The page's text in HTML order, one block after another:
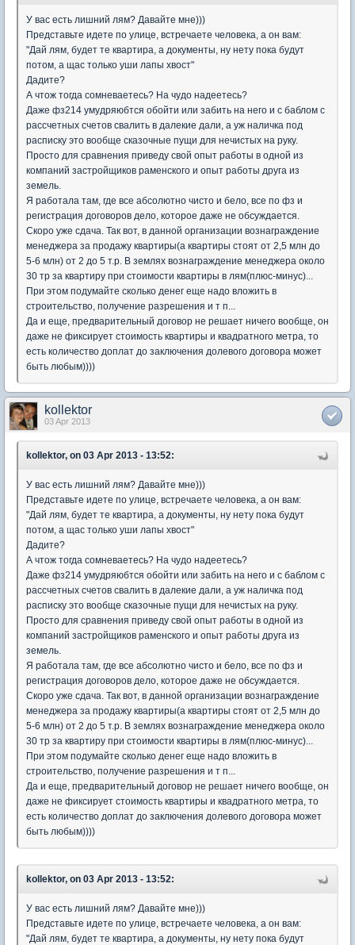
У вас есть лишний лям? Давайте мне)))
Представьте идете по улице, встречаете человека, а он вам:
"Дай лям, будет те квартира, а документы, ну нету пока будут
потом, а щас только уши лапы хвост"
Дадите?
А чтож тогда сомневаетесь? На чудо надеетесь?
Даже фз214 умудряюбтся обойти или забить на него и с баблом с
рассчетных счетов свалить в далекие дали, а уж наличка под
расписку это вообще сказочные пущи для нечистых на руку.
Просто для сравнения приведу свой опыт работы в одной из
компаний застройщиков раменского и опыт работы друга из
земель.
Я работала там, где все абсолютно чисто и бело, все по фз и
регистрация договоров дело, которое даже не обсуждается.
Скоро уже сдача. Так вот, в данной организации вознаграждение
менеджера за продажу квартиры(а квартиры стоят от 2,5 млн до
5-6 млн) от 2 до 5 т.р. В землях вознаграждение менеджера около
30 тр за квартиру при стоимости квартиры в лям(плюс-минус)...
При этом подумайте сколько денег еще надо вложить в
строительство, получение разрешения и т п...
Да и еще, предварительный договор не решает ничего вообще, он
даже не фиксирует стоимость квартиры и квадратного метра, то
есть количество доплат до заключения долевого договора может
быть любым))))
kollektor
03 Apr 2013
kollektor, on 03 Apr 2013 - 13:52:
У вас есть лишний лям? Давайте мне)))
Представьте идете по улице, встречаете человека, а он вам:
"Дай лям, будет те квартира, а документы, ну нету пока будут
потом, а щас только уши лапы хвост"
Дадите?
А чтож тогда сомневаетесь? На чудо надеетесь?
Даже фз214 умудряюбтся обойти или забить на него и с баблом с
рассчетных счетов свалить в далекие дали, а уж наличка под
расписку это вообще сказочные пущи для нечистых на руку.
Просто для сравнения приведу свой опыт работы в одной из
компаний застройщиков раменского и опыт работы друга из
земель.
Я работала там, где все абсолютно чисто и бело, все по фз и
регистрация договоров дело, которое даже не обсуждается.
Скоро уже сдача. Так вот, в данной организации вознаграждение
менеджера за продажу квартиры(а квартиры стоят от 2,5 млн до
5-6 млн) от 2 до 5 т.р. В землях вознаграждение менеджера около
30 тр за квартиру при стоимости квартиры в лям(плюс-минус)...
При этом подумайте сколько денег еще надо вложить в
строительство, получение разрешения и т п...
Да и еще, предварительный договор не решает ничего вообще, он
даже не фиксирует стоимость квартиры и квадратного метра, то
есть количество доплат до заключения долевого договора может
быть любым))))
kollektor, on 03 Apr 2013 - 13:52:
У вас есть лишний лям? Давайте мне)))
Представьте идете по улице, встречаете человека, а он вам:
"Дай лям, будет те квартира, а документы, ну нету пока будут